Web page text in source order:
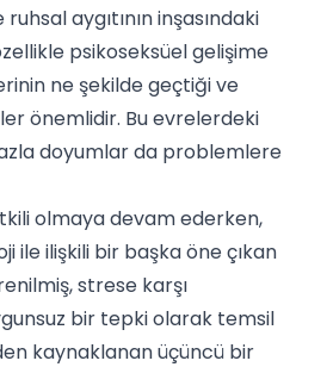
aygıtının inşasındaki
psikoseksüel gelişime
ne şekilde geçtiği ve
önemlidir. Bu evrelerdeki
doyumlar da problemlere
olmaya devam ederken,
ile ilişkili bir başka öne çıkan
strese karşı
bir tepki olarak temsil
kaynaklanan üçüncü bir